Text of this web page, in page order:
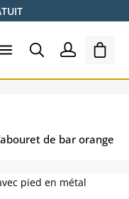
Le
de bar orange